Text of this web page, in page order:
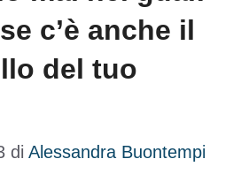
c’è anche il
del tuo
di Alessandra Buontempi